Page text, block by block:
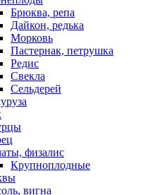
Брюква, репа
Дайкон, редька
Морковь
Пастернак, петрушка
Редис
Свекла
Сельдерей
физалис
Крупноплодные
вигна